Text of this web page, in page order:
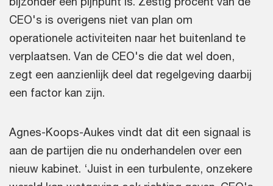
CEO's is overigens niet van plan om
operationele activiteiten naar het buitenland te
verplaatsen. Van de CEO's die dat wel doen,
zegt een aanzienlijk deel dat regelgeving daarbij
een factor kan zijn.
Agnes-Koops-Aukes vindt dat dit een signaal is
aan de partijen die nu onderhandelen over een
nieuw kabinet. ‘Juist in een turbulente, onzekere